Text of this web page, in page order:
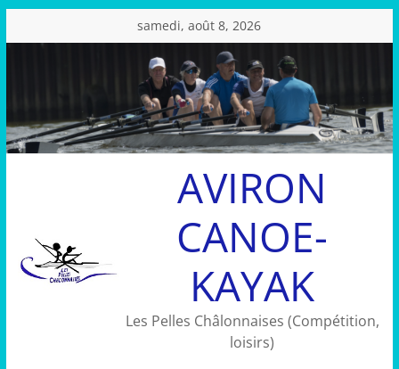
au
samedi, août 8, 2026
AVIRON
CANOE-
KAYAK
Les Pelles Châlonnaises (Compétition,
loisirs)